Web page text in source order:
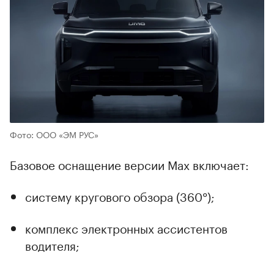
Фото: ООО «ЭМ РУС»
Базовое оснащение версии Max включает:
систему кругового обзора (360°);
комплекс электронных ассистентов
водителя;